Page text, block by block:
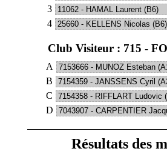
3
4
Club Visiteur : 715 -
A
B
C
D
Résultats des